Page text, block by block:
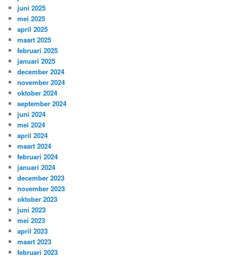
juni 2025
mei 2025
april 2025
maart 2025
februari 2025
januari 2025
december 2024
november 2024
oktober 2024
september 2024
juni 2024
mei 2024
april 2024
maart 2024
februari 2024
januari 2024
december 2023
november 2023
oktober 2023
juni 2023
mei 2023
april 2023
maart 2023
februari 2023